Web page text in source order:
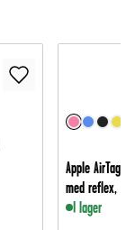
Apple AirTag
med reflex,
I lager